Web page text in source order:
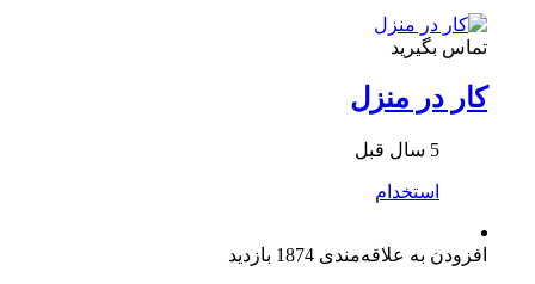
تماس بگیرید
کار در منزل
5 سال قبل
استخدام
افزودن به علاقه‌مندی 1874 بازدید